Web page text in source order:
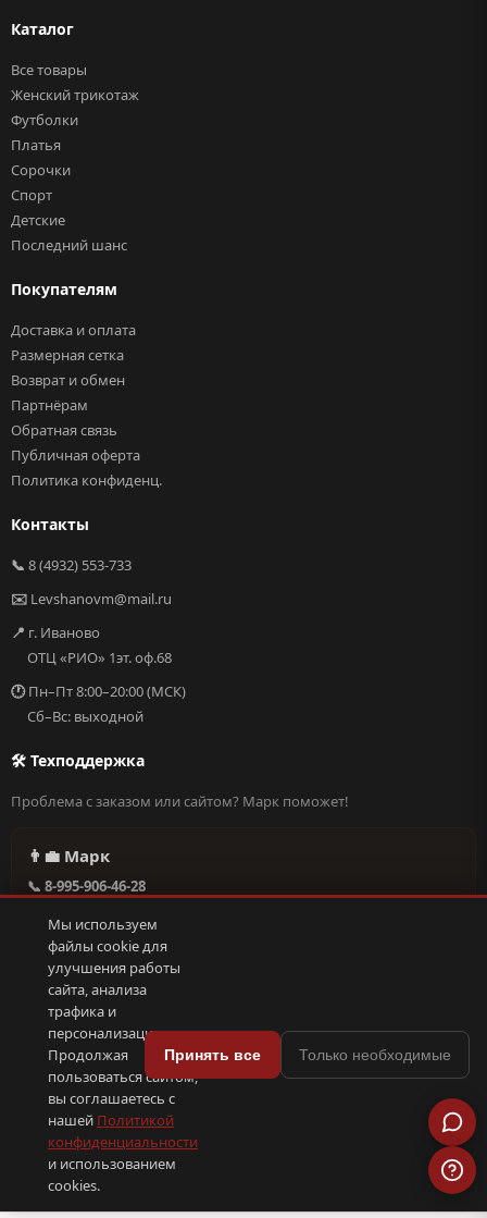
Каталог
Все товары
Женский трикотаж
Футболки
Платья
Сорочки
Спорт
Детские
Последний шанс
Покупателям
Доставка и оплата
Размерная сетка
Возврат и обмен
Партнёрам
Обратная связь
Публичная оферта
Политика конфиденц.
Контакты
📞 8 (4932) 553-733
✉️ Levshanovm@mail.ru
📍 г. Иваново
ОТЦ «РИО» 1эт. оф.68
🕐Пн–Пт 8:00–20:00 (МСК)
Сб–Вс: выходной
🛠 Техподдержка
Проблема с заказом или сайтом? Марк поможет!
👨‍💼 Марк
📞 8-995-906-46-28
🕐 Круглосуточно, без выходных
Написать в поддержку →
© 2026 С иголочки | 37. Все права защищены.
🛠 Поддержка·Оферта· 📦 YML-фид
Сделано в .su
Мы используем
файлы cookie для
улучшения работы
сайта, анализа
трафика и
персонализации.
Продолжая
пользоваться сайтом,
вы соглашаетесь с
нашей Политикой
конфиденциальности
и использованием
cookies.
Принять все Только необходимые